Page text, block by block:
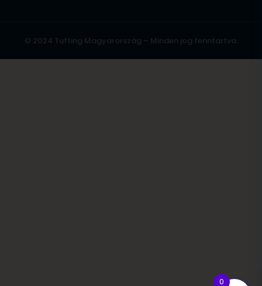
© 2024 Tufting Magyarország – Minden jog fenntartva.
0